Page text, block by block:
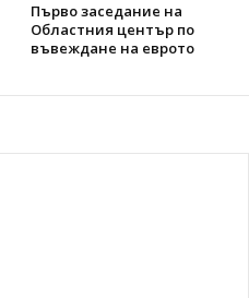
Първо заседание на
Областния център по
въвеждане на еврото